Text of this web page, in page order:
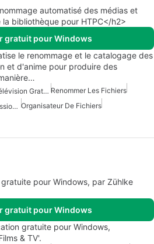
automatisé des médias et
la bibliothèque pour HTPC</h2>
gratuit pour Windows
le renommage et le catalogage des
et d'anime pour produire des
Films Et Émissions De Télévision Gratuits Pour Windows Renommer Les Fichiers
Applications Pour Suivre Les Émissions De Télévision Et Les Films Organisateur De Fichiers
pour Windows, par Zühlke
gratuit pour Windows
gratuite pour Windows,
& TV'.